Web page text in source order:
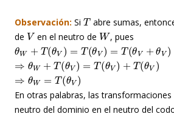
Observación: Si
T
abre sumas,
de
V
en el neutro de
W
, pues
θW T(θV)=T(θV)= T( θ V+θV θ V
⇒θ W +T(θV) T( θV)+T θV )
⇒ θW T (θV)
En otras palabras, las transformaciones
neutro del dominio en el neutro del